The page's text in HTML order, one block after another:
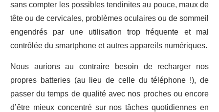
sans compter les possibles tendinites au pouce, maux de
tête ou de cervicales, problèmes oculaires ou de sommeil
engendrés par une utilisation trop fréquente et mal
contrôlée du smartphone et autres appareils numériques.
Nous aurions au contraire besoin de recharger nos
propres batteries (au lieu de celle du téléphone !), de
passer du temps de qualité avec nos proches ou encore
d’être mieux concentré sur nos tâches quotidiennes en